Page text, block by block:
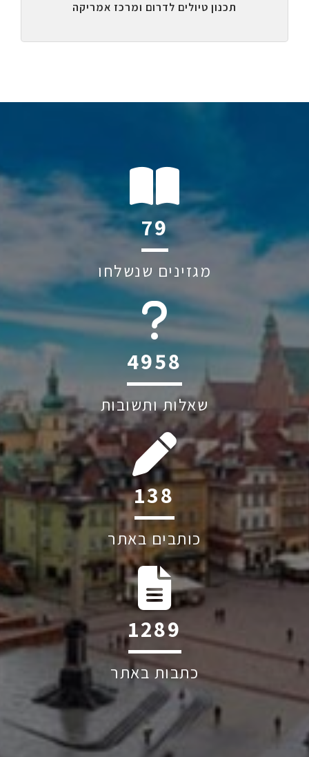
תכנון טיולים לדרום ומרכז אמריקה
120
מגזינים שנשלחו
6044
שאלות ותשובות
209
כותבים באתר
1949
כתבות באתר